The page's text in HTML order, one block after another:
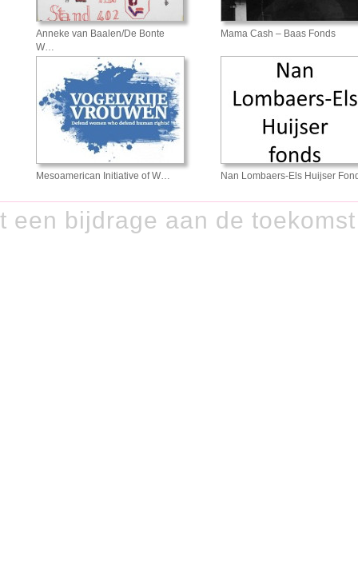
Anneke van Baalen/De Bonte
W…
Mama Cash – Baas Fonds
Mesoamerican Initiative of W… Nan Lombaers-Els Huijser
bijdrage aan de toekomst